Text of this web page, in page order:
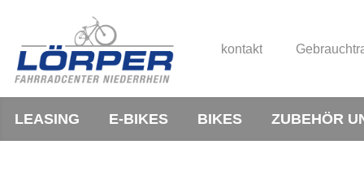
kontakt
LEASING E-BIKES BIKES ZUBEHÖR